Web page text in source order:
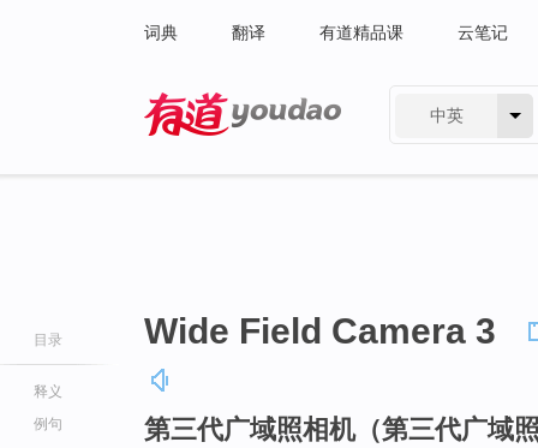
词典 翻译 有道精品课 云笔记
中英
目录
释义
例句
Wide Field Camera 3
第三代广域照相机（第三代广域